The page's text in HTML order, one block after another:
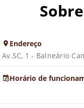
Endereço
Av.SC, 1 - Balneário
Horário de